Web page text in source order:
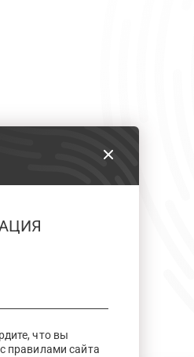
что вы
правилами сайта